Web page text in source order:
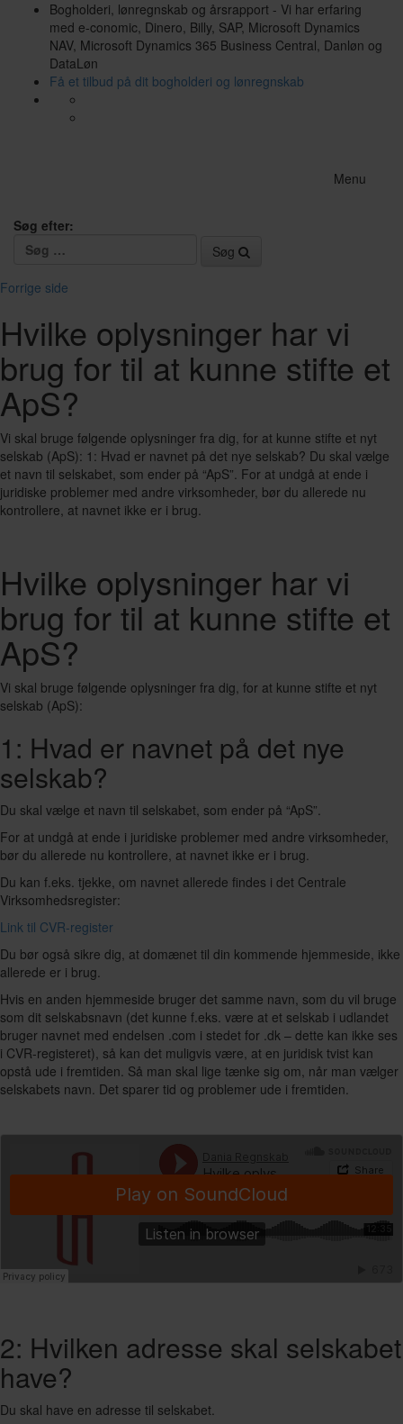
Bogholderi, lønregnskab og årsrapport - Vi har erfaring
med e-conomic, Dinero, Billy, SAP, Microsoft Dynamics
NAV, Microsoft Dynamics 365 Business Central, Danløn og
DataLøn
Få et tilbud på dit bogholderi og lønregnskab
Menu
Søg efter:
Søg
Forrige side
Hvilke oplysninger har vi
brug for til at kunne stifte et
ApS?
Vi skal bruge følgende oplysninger fra dig, for at kunne stifte et nyt
selskab (ApS): 1: Hvad er navnet på det nye selskab? Du skal vælge
et navn til selskabet, som ender på “ApS”. For at undgå at ende i
juridiske problemer med andre virksomheder, bør du allerede nu
kontrollere, at navnet ikke er i brug.
Hvilke oplysninger har vi
brug for til at kunne stifte et
ApS?
Vi skal bruge følgende oplysninger fra dig, for at kunne stifte et nyt
selskab (ApS):
1: Hvad er navnet på det nye
selskab?
Du skal vælge et navn til selskabet, som ender på “ApS”.
For at undgå at ende i juridiske problemer med andre virksomheder,
bør du allerede nu kontrollere, at navnet ikke er i brug.
Du kan f.eks. tjekke, om navnet allerede findes i det Centrale
Virksomhedsregister:
Link til CVR-register
Du bør også sikre dig, at domænet til din kommende hjemmeside, ikke
allerede er i brug.
Hvis en anden hjemmeside bruger det samme navn, som du vil bruge
som dit selskabsnavn (det kunne f.eks. være at et selskab i udlandet
bruger navnet med endelsen .com i stedet for .dk – dette kan ikke ses
i CVR-registeret), så kan det muligvis være, at en juridisk tvist kan
opstå ude i fremtiden. Så man skal lige tænke sig om, når man vælger
selskabets navn. Det sparer tid og problemer ude i fremtiden.
2: Hvilken adresse skal selskabet
have?
Du skal have en adresse til selskabet.